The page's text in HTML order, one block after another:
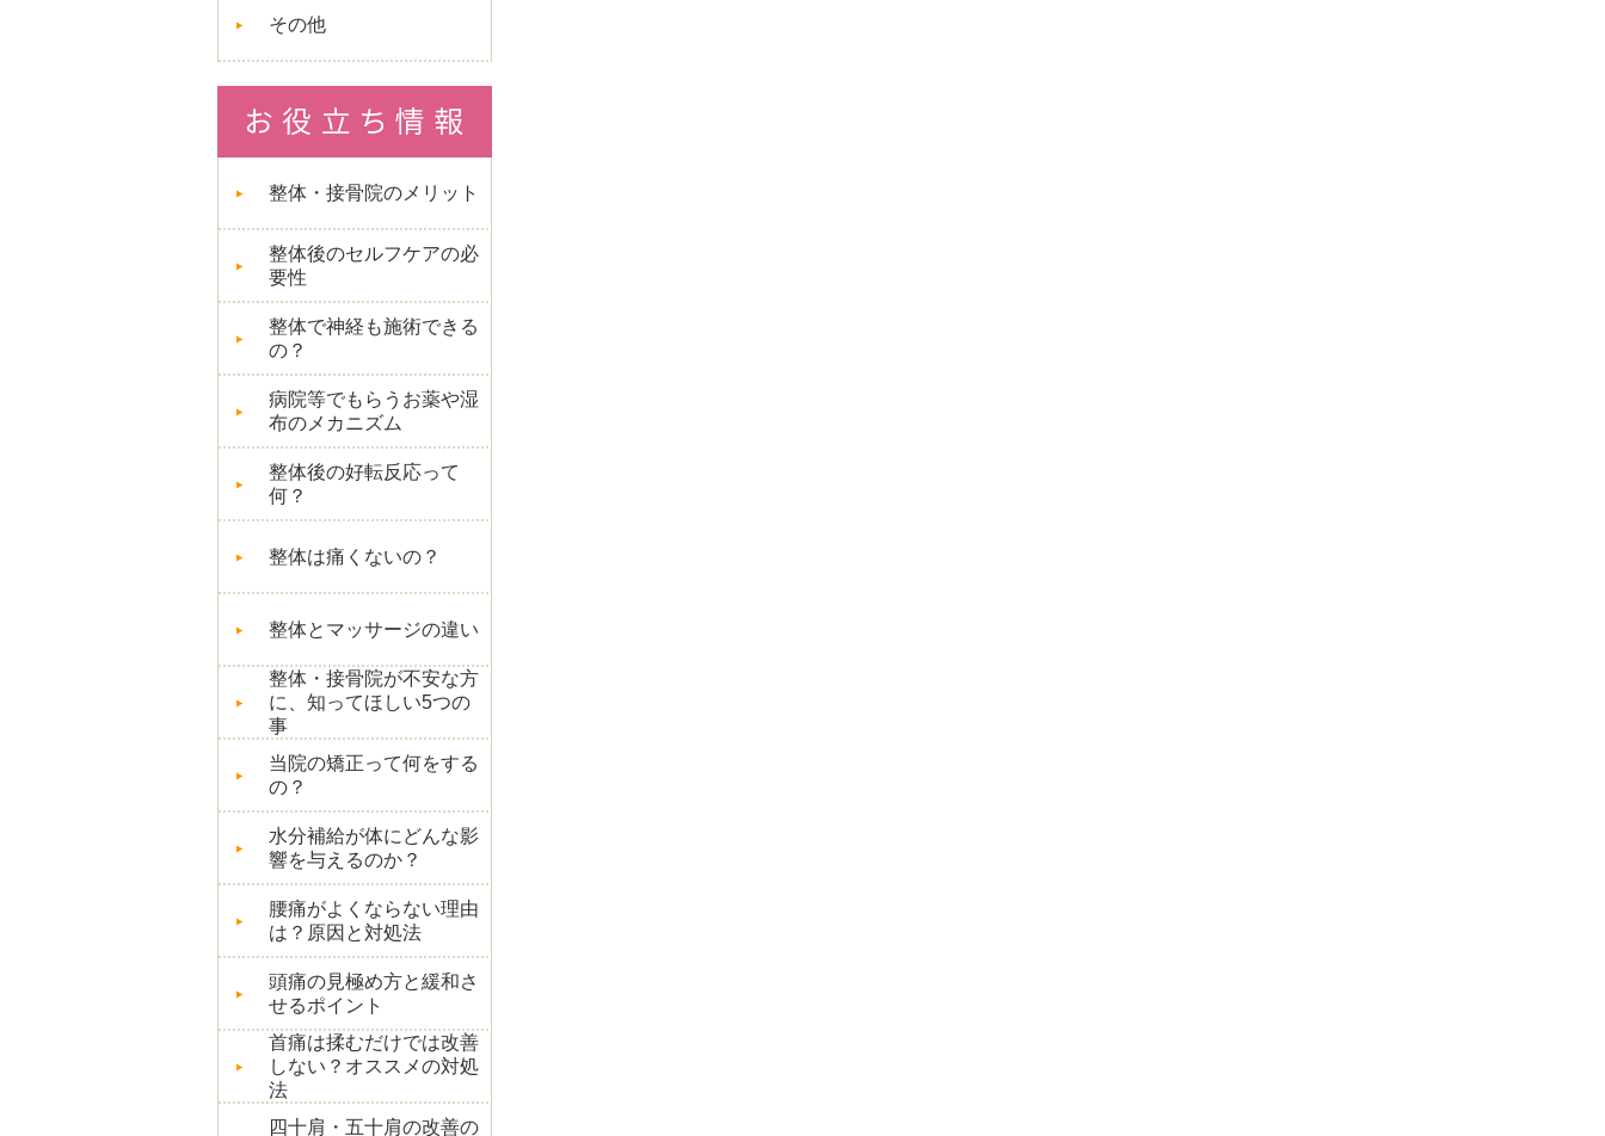
その他
整体・接骨院のメリット
整体後のセルフケアの必
要性
整体で神経も施術できる
の？
病院等でもらうお薬や湿
布のメカニズム
整体後の好転反応って
何？
整体は痛くないの？
整体とマッサージの違い
整体・接骨院が不安な方
に、知ってほしい5つの
事
当院の矯正って何をする
の？
水分補給が体にどんな影
響を与えるのか？
腰痛がよくならない理由
は？原因と対処法
頭痛の見極め方と緩和さ
せるポイント
首痛は揉むだけでは改善
しない？オススメの対処
法
四十肩・五十肩の改善の